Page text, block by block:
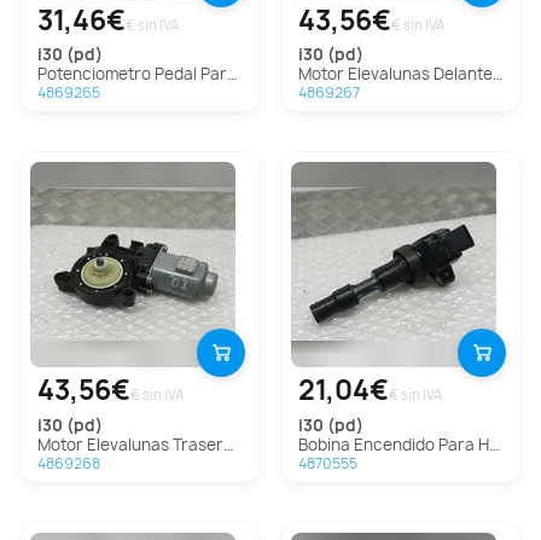
31,46€€ sin IVA
i30 (pd)
Potenciometro Pedal Para Hyundai I30
4869265
43,56€€ sin IVA
i30 (pd)
Motor Elevalunas Delantero Izquierdo Para Hyundai I30
4869267
43,56€€ sin IVA
i30 (pd)
Motor Elevalunas Trasero Derecho Para Hyundai I30
4869268
21,04€€ sin IVA
i30 (pd)
Bobina Encendido Para Hyundai I30
4870555